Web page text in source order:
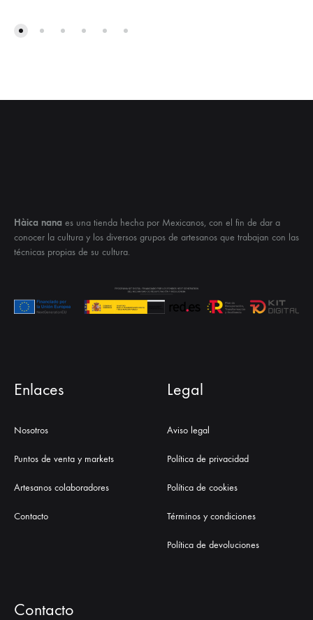
Hàica nana es una tienda hecha por Mexicanos, con el fin de dar a
conocer la cultura y los diversos grupos de artesanos que trabajan con las
técnicas propias de su cultura.
Enlaces
Nosotros
Puntos de venta y markets
Artesanos colaboradores
Contacto
Legal
Aviso legal
Política de privacidad
Política de cookies
Términos y condiciones
Política de devoluciones
Contacto